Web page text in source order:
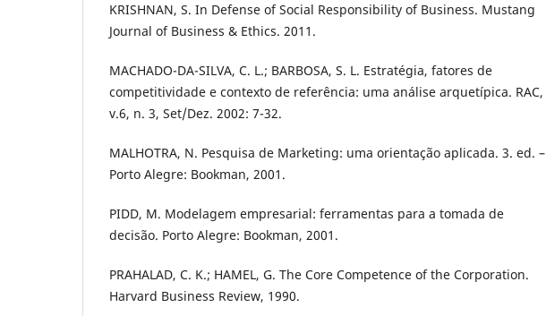
KRISHNAN, S. In Defense of Social Responsibility of Business. Mustang
Journal of Business & Ethics. 2011.
MACHADO-DA-SILVA, C. L.; BARBOSA, S. L. Estratégia, fatores de
competitividade e contexto de referência: uma análise arquetípica. RAC,
v.6, n. 3, Set/Dez. 2002: 7-32.
MALHOTRA, N. Pesquisa de Marketing: uma orientação aplicada. 3. ed. –
Porto Alegre: Bookman, 2001.
PIDD, M. Modelagem empresarial: ferramentas para a tomada de
decisão. Porto Alegre: Bookman, 2001.
PRAHALAD, C. K.; HAMEL, G. The Core Competence of the Corporation.
Harvard Business Review, 1990.